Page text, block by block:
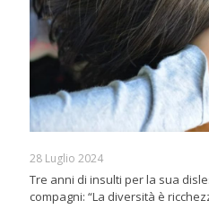
28 Luglio 2024
Tre anni di insulti per la sua
compagni: “La diversità è